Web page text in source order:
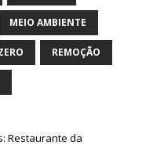
MEIO AMBIENTE
REMOÇÃO
Restaurante da